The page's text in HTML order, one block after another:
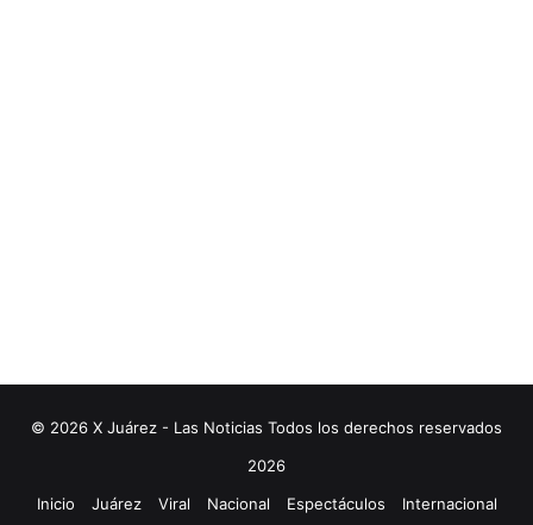
© 2026 X Juárez - Las Noticias Todos los derechos reservados
2026
Inicio
Juárez Viral Nacional Espectáculos Internacional